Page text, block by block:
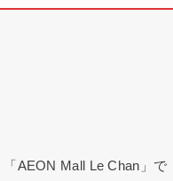
「AEON Mall Le Chan」で